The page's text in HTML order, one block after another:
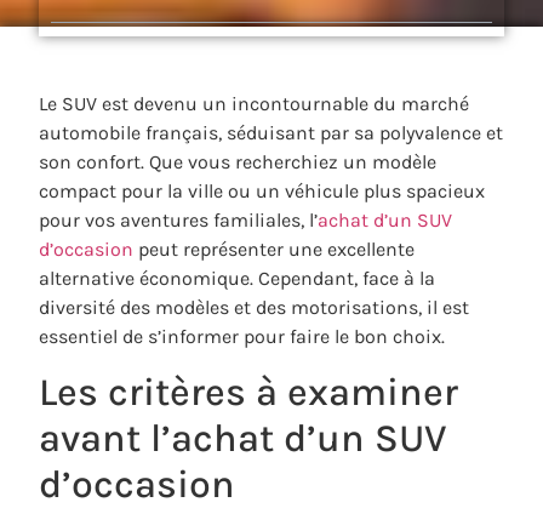
Le SUV est devenu un incontournable du marché
automobile français, séduisant par sa polyvalence et
son confort. Que vous recherchiez un modèle
compact pour la ville ou un véhicule plus spacieux
pour vos aventures familiales, l’achat d’un SUV
d’occasion peut représenter une excellente
alternative économique. Cependant, face à la
diversité des modèles et des motorisations, il est
essentiel de s’informer pour faire le bon choix.
Les critères à examiner
avant l’achat d’un SUV
d’occasion